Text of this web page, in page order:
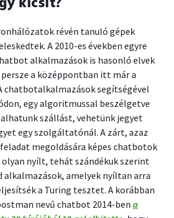
kicsit?
révén tanuló gépek
A 2010-es években egyre
alkalmazások is hasonló elvek
a középpontban itt már a
chatbotalkalmazások segítségével
egy algoritmussal beszélgetve
szállást, vehetünk jegyet
egy szolgáltatónál. A zárt, azaz
megoldására képes chatbotok
nyílt, tehát szándékuk szerint
alkalmazások, amelyek nyíltan arra
a Turing tesztet. A korábban
nevű chatbot 2014-ben a